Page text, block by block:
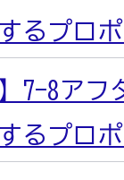
るプロ
7-8ア
るプロ